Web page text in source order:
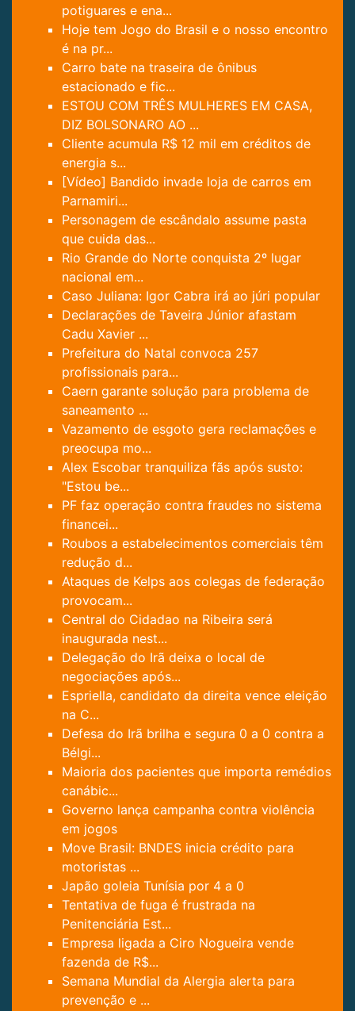
potiguares e ena...
Hoje tem Jogo do Brasil e o nosso encontro
é na pr...
Carro bate na traseira de ônibus
estacionado e fic...
ESTOU COM TRÊS MULHERES EM CASA,
DIZ BOLSONARO AO ...
Cliente acumula R$ 12 mil em créditos de
energia s...
[Vídeo] Bandido invade loja de carros em
Parnamiri...
Personagem de escândalo assume pasta
que cuida das...
Rio Grande do Norte conquista 2º lugar
nacional em...
Caso Juliana: Igor Cabra irá ao júri popular
Declarações de Taveira Júnior afastam
Cadu Xavier ...
Prefeitura do Natal convoca 257
profissionais para...
Caern garante solução para problema de
saneamento ...
Vazamento de esgoto gera reclamações e
preocupa mo...
Alex Escobar tranquiliza fãs após susto:
"Estou be...
PF faz operação contra fraudes no sistema
financei...
Roubos a estabelecimentos comerciais têm
redução d...
Ataques de Kelps aos colegas de federação
provocam...
Central do Cidadao na Ribeira será
inaugurada nest...
Delegação do Irã deixa o local de
negociações após...
Espriella, candidato da direita vence eleição
na C...
Defesa do Irã brilha e segura 0 a 0 contra a
Bélgi...
Maioria dos pacientes que importa remédios
canábic...
Governo lança campanha contra violência
em jogos
Move Brasil: BNDES inicia crédito para
motoristas ...
Japão goleia Tunísia por 4 a 0
Tentativa de fuga é frustrada na
Penitenciária Est...
Empresa ligada a Ciro Nogueira vende
fazenda de R$...
Semana Mundial da Alergia alerta para
prevenção e ...